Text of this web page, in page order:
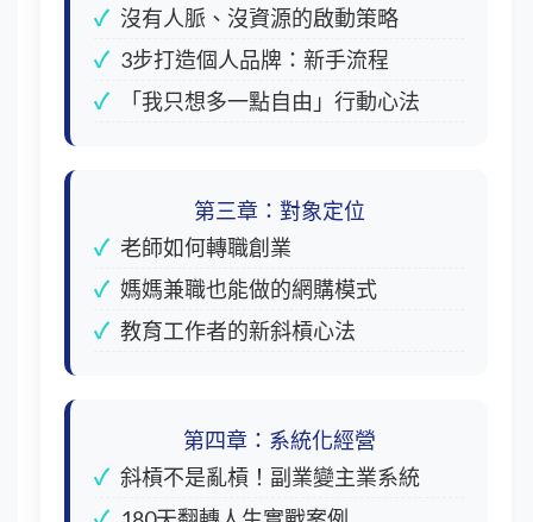
沒有人脈、沒資源的啟動策略
3步打造個人品牌：新手流程
「我只想多一點自由」行動心法
第三章：對象定位
老師如何轉職創業
媽媽兼職也能做的網購模式
教育工作者的新斜槓心法
第四章：系統化經營
斜槓不是亂槓！副業變主業系統